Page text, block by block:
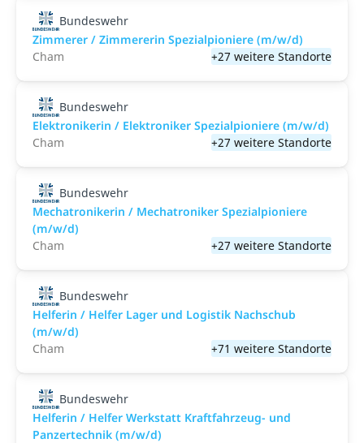
Bundeswehr
Zimmerer / Zimmererin Spezialpioniere (m/w/d)
Cham
+27 weitere Standorte
Bundeswehr
Elektronikerin / Elektroniker Spezialpioniere (m/w/d)
Cham
+27 weitere Standorte
Bundeswehr
Mechatronikerin / Mechatroniker Spezialpioniere
(m/w/d)
Cham
+27 weitere Standorte
Bundeswehr
Helferin / Helfer Lager und Logistik Nachschub
(m/w/d)
Cham
+71 weitere Standorte
Bundeswehr
Helferin / Helfer Werkstatt Kraftfahrzeug- und
Panzertechnik (m/w/d)